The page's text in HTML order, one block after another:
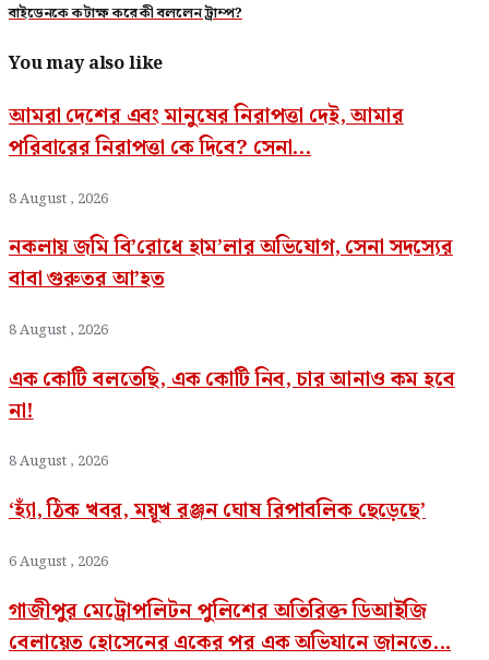
বাইডেনকে কটাক্ষ করে কী বললেন ট্রাম্প?
You may also like
আমরা দেশের এবং মানুষের নিরাপত্তা দেই, আমার
পরিবারের নিরাপত্তা কে দিবে? সেনা...
8 August , 2026
নকলায় জমি বি’রোধে হাম’লার অভিযোগ, সেনা সদস্যের
বাবা গুরুতর আ’হত
8 August , 2026
এক কোটি বলতেছি, এক কোটি নিব, চার আনাও কম হবে
না!
8 August , 2026
‘হ্যাঁ, ঠিক খবর, ময়ূখ রঞ্জন ঘোষ রিপাবলিক ছেড়েছে’
6 August , 2026
গাজীপুর মেট্রোপলিটন পুলিশের অতিরিক্ত ডিআইজি
বেলায়েত হোসেনের একের পর এক অভিযানে জানতে...